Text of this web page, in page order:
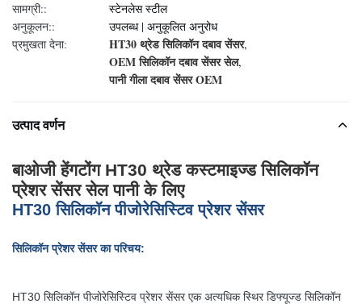
सामग्री::
स्टेनलेस स्टील
अनुकूलन::
उपलब्ध | अनुकूलित अनुरोध
प्रमुखता देना:
HT30 थ्रेड सिलिकॉन दबाव सेंसर,
OEM सिलिकॉन दबाव सेंसर सेल,
पानी गीला दबाव सेंसर OEM
उत्पाद वर्णन
बाओजी हेंगटोंग HT30 थ्रेड कस्टमाइज्ड सिलिकॉन
प्रेशर सेंसर सेल पानी के लिए
HT30 सिलिकॉन पीजोरेसिस्टिव प्रेशर सेंसर
सिलिकॉन प्रेशर सेंसर का परिचय:
HT30 सिलिकॉन पीजोरेसिस्टिव प्रेशर सेंसर एक अत्यधिक स्थिर डिफ्यूज्ड सिलिकॉन